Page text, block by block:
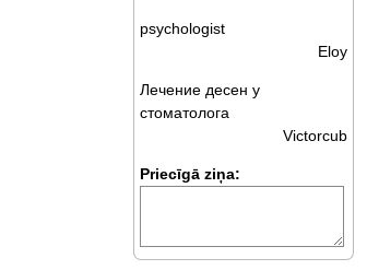
psychologist
Eloy
Лечение десен у
стоматолога
Victorcub
Priecīgā ziņa: